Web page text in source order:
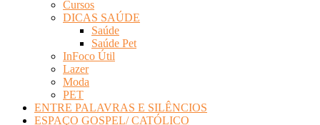
Cursos
DICAS SAÚDE
Saúde
Saúde Pet
InFoco Útil
Lazer
Moda
PET
ENTRE PALAVRAS E SILÊNCIOS
ESPAÇO GOSPEL/ CATÓLICO